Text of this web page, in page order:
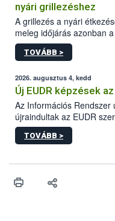
nyári grillezéshez
A grillezés a nyári
meleg időjárás azonban
gyorsabb
ezért nem csupán a
higiéniai szabályok
maradékok szakszerű
biztonsági Hivatal
biztonságos grillezés
TOVÁBB >
2026. augusztus 4, kedd
Új EUDR képzések
Az Információs Rendszer
újraindultak az EUDR
képzések.
TOVÁBB >